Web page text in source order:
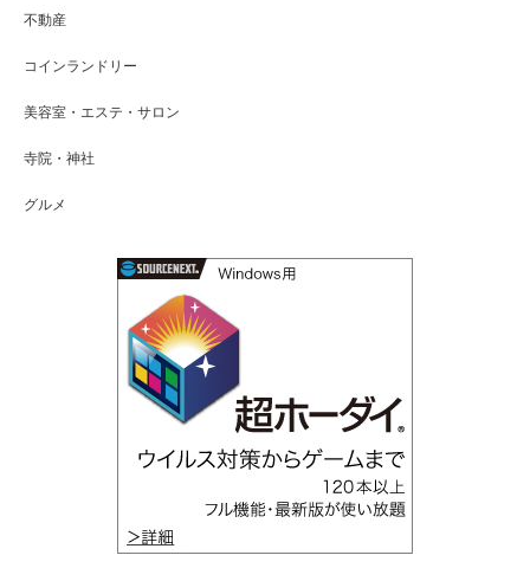
不動産
コインランドリー
美容室・エステ・サロン
寺院・神社
グルメ